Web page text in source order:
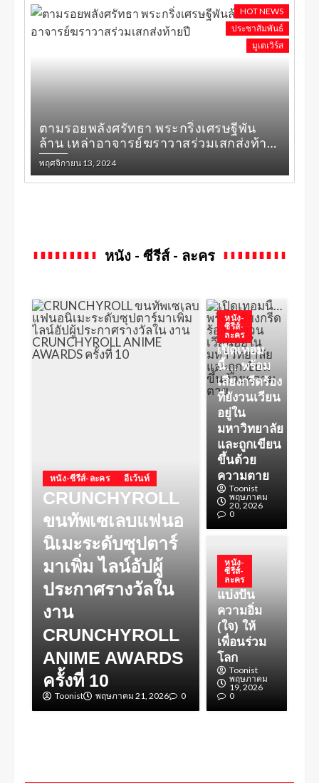
HOT NEWS
ประชาสัมพันธ์
มูเตเวิร์ส
ตามรอยพลังศรัทธา พระกริ่งเศรษฐีพัน
ล้าน เหล่าอาจารย์ฆราวาสร่วมเสกส่งท้าย
ปี
พฤศจิกายน 13, 2024
หนัง - ซีรีส์ - ละคร
หนัง-ซีรีส์-ละคร อีเว้นท์
CRUNCHYROLL
ขนทัพเซเลบแฟนอ
นิเมะระดับซุปตาร์
มาเพิ่ม ไลน์อัปผู้
ประกาศรางวัลใน
งาน
CRUNCHYROLL
ANIME AWARDS
ครั้งที่ 10
Toonist พฤษภาคม 21, 2026 0
หนัง-
ซีรีส์-
ละคร
เปิดเทอม
นี้… พร้อม
เสียงกรีดร้อง
ที่ยังวนเวียน
อยู่ใน
มหาวิทยาลัย
และถูกเขียน
ขึ้นด้วย
ความตาย
Toonist
พฤษภาคม
20, 2026
0
หนัง-
ซีรีส์-
ละคร
แบ่งปัน
ความอิ่ม
(ใจ) ให้
เพื่อนร่วม
โลก
Toonist
พฤษภาคม
19, 2026
0